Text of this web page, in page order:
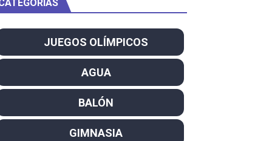
decacampeonas y quinto oro consecutivo
ChampionJUEGOS OLÍMPICOS
AGUA
BALÓN
GIMNASIA